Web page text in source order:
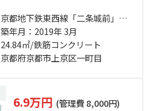
京都地下鉄東西線「二条城前」
駅 徒歩13分 京都市営烏丸線「丸太
町」駅 徒歩15分 山陰本線「二条」
駅 徒歩20分
築年月：2019年 3月
24.84㎡/鉄筋コンクリート
京都府京都市上京区一町目
6.9万円 (管理費 8,000円)